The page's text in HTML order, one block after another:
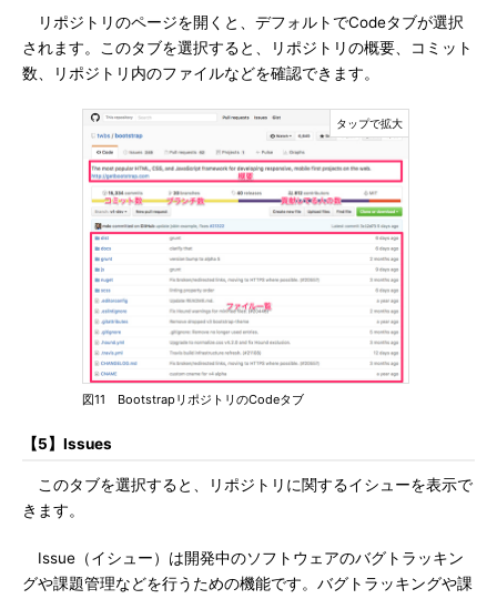
リポジトリのページを開くと、デフォルトでCodeタブが選択
されます。このタブを選択すると、リポジトリの概要、コミット
数、リポジトリ内のファイルなどを確認できます。
図11 BootstrapリポジトリのCodeタブ
【5】Issues
このタブを選択すると、リポジトリに関するイシューを表示で
きます。
Issue（イシュー）は開発中のソフトウェアのバグトラッキン
グや課題管理などを行うための機能です。バグトラッキングや課